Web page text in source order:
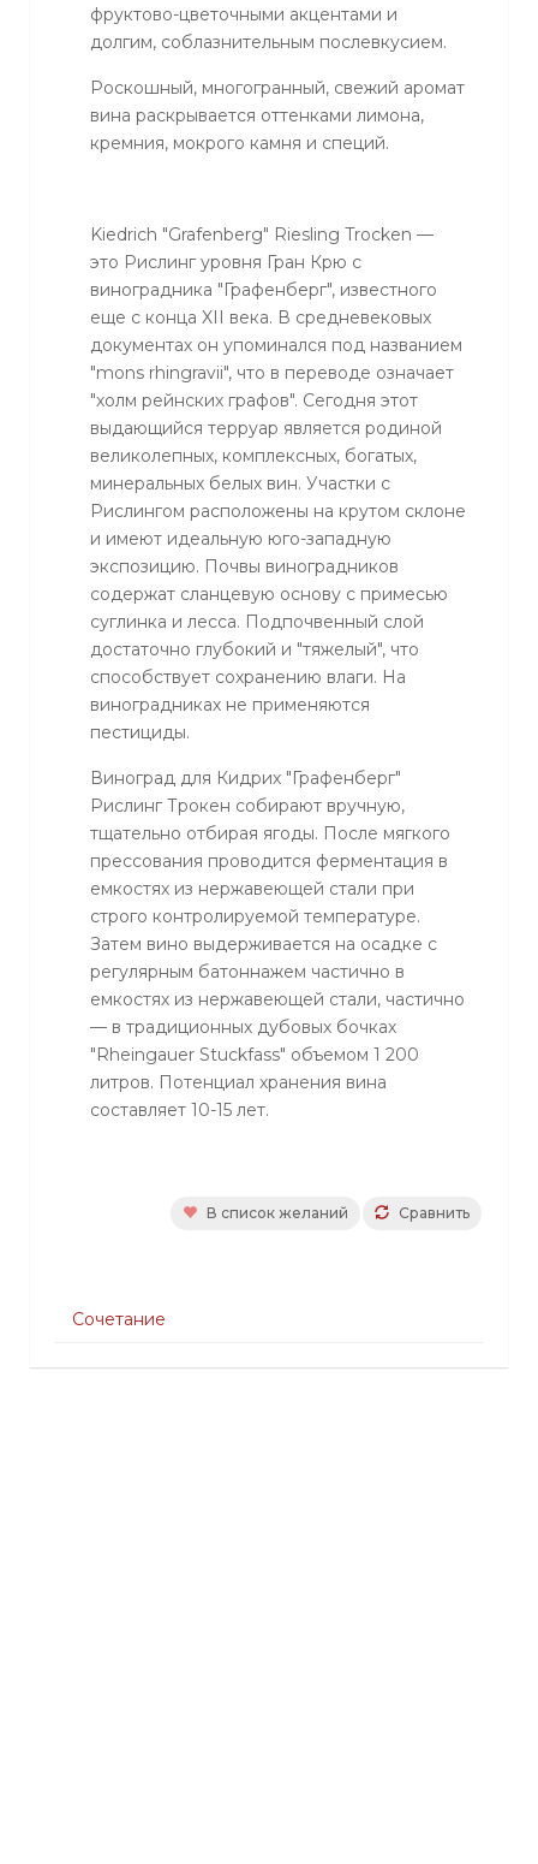
фруктово-цветочными акцентами и
долгим, соблазнительным послевкусием.
Роскошный, многогранный, свежий аромат
вина раскрывается оттенками лимона,
кремния, мокрого камня и специй.
Kiedrich "Grafenberg" Riesling Trocken —
это Рислинг уровня Гран Крю с
виноградника "Графенберг", известного
еще с конца XII века. В средневековых
документах он упоминался под названием
"mons rhingravii", что в переводе означает
"холм рейнских графов". Сегодня этот
выдающийся терруар является родиной
великолепных, комплексных, богатых,
минеральных белых вин. Участки с
Рислингом расположены на крутом склоне
и имеют идеальную юго-западную
экспозицию. Почвы виноградников
содержат сланцевую основу с примесью
суглинка и лесса. Подпочвенный слой
достаточно глубокий и "тяжелый", что
способствует сохранению влаги. На
виноградниках не применяются
пестициды.
Виноград для Кидрих "Графенберг"
Рислинг Трокен собирают вручную,
тщательно отбирая ягоды. После мягкого
прессования проводится ферментация в
емкостях из нержавеющей стали при
строго контролируемой температуре.
Затем вино выдерживается на осадке с
регулярным батоннажем частично в
емкостях из нержавеющей стали, частично
— в традиционных дубовых бочках
"Rheingauer Stuckfass" объемом 1 200
литров. Потенциал хранения вина
составляет 10-15 лет.
Сравнить
В список желаний
Сочетание